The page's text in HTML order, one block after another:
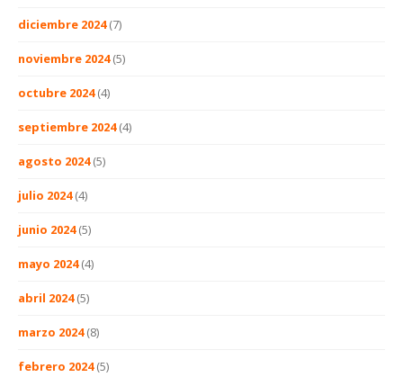
diciembre 2024(7)
noviembre 2024(5)
octubre 2024(4)
septiembre 2024(4)
agosto 2024(5)
julio 2024(4)
junio 2024(5)
mayo 2024(4)
abril 2024(5)
marzo 2024(8)
febrero 2024(5)